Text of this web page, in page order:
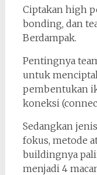
Ciptakan high
bonding, dan
Berdampak.
Pentingnya
untuk
pembentukan
koneksi
Sedangkan
fokus, metode
buildingnya
menjadi 4